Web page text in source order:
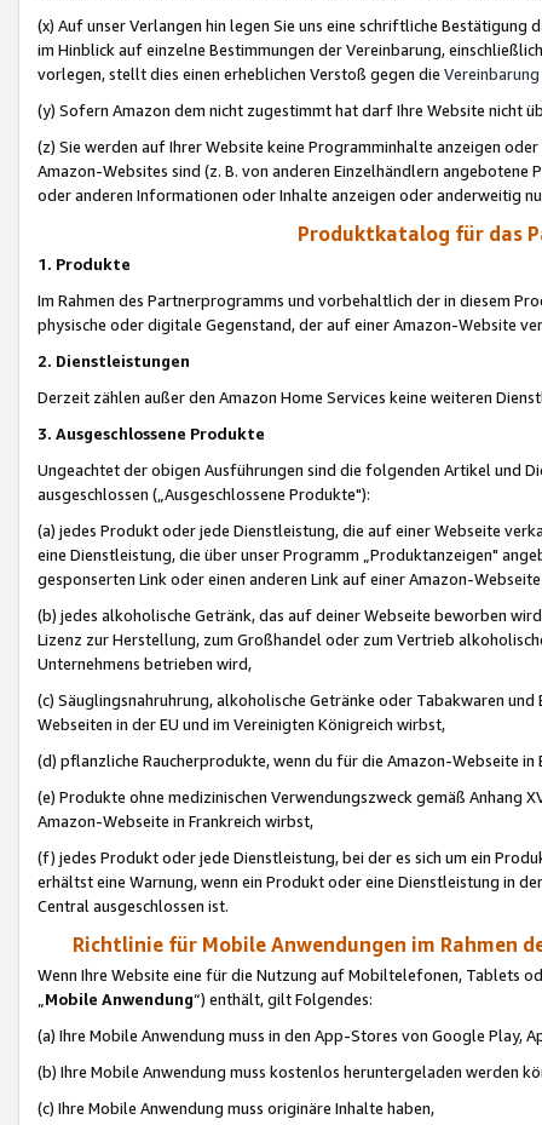
(x) Auf unser Verlangen hin legen Sie uns eine schriftliche
im Hinblick auf einzelne Bestimmungen der Vereinbarung,
vorlegen, stellt dies einen erheblichen Verstoß gegen die Vereinbarung
(y) Sofern Amazon dem nicht zugestimmt hat darf Ihre Website nicht
(z) Sie werden auf Ihrer Website keine Programminhalte anzeigen
Amazon-Websites sind (z. B. von anderen Einzelhändlern
oder anderen Informationen oder Inhalte anzeigen oder anderweitig
Produktkatalog für das
1. Produkte
Im Rahmen des Partnerprogramms und vorbehaltlich der in diesem
physische oder digitale Gegenstand, der auf einer Amazon-Website
2. Dienstleistungen
Derzeit zählen außer den Amazon Home Services keine weiteren
3. Ausgeschlossene Produkte
Ungeachtet der obigen Ausführungen sind die folgenden Artikel und
ausgeschlossen („Ausgeschlossene Produkte"):
(a) jedes Produkt oder jede Dienstleistung, die auf einer Webseite
eine Dienstleistung, die über unser Programm „Produktanzeigen"
gesponserten Link oder einen anderen Link auf einer Amazon-
(b) jedes alkoholische Getränk, das auf deiner Webseite beworben
Lizenz zur Herstellung, zum Großhandel oder zum Vertrieb
Unternehmens betrieben wird,
(c) Säuglingsnahruhrung, alkoholische Getränke oder Tabakwaren
Webseiten in der EU und im Vereinigten Königreich wirbst,
(d) pflanzliche Raucherprodukte, wenn du für die Amazon-Webseite in
(e) Produkte ohne medizinischen Verwendungszweck gemäß Anhang
Amazon-Webseite in Frankreich wirbst,
(f) jedes Produkt oder jede Dienstleistung, bei der es sich um ein
erhältst eine Warnung, wenn ein Produkt oder eine Dienstleistung in
Central ausgeschlossen ist.
Richtlinie für Mobile Anwendungen im Rahmen
Wenn Ihre Website eine für die Nutzung auf Mobiltelefonen, Tablets
„Mobile Anwendung“) enthält, gilt Folgendes:
(a) Ihre Mobile Anwendung muss in den App-Stores von Google Play,
(b) Ihre Mobile Anwendung muss kostenlos heruntergeladen werden
(c) Ihre Mobile Anwendung muss originäre Inhalte haben,